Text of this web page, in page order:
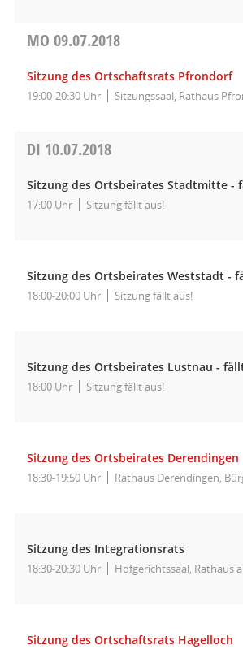
MO 09.07.2018
Sitzung des Ortschaftsrats Pfrondorf
19:00-20:30 Uhr Sitzungssaal, Rathaus
DI 10.07.2018
Sitzung des Ortsbeirates Stadtmitte -
17:00 Uhr Sitzung fällt aus!
Sitzung des Ortsbeirates Weststadt -
18:00-20:00 Uhr Sitzung fällt aus!
Sitzung des Ortsbeirates Lustnau -
18:00 Uhr Sitzung fällt aus!
Sitzung des Ortsbeirates Derendingen
18:30-19:50 Uhr Rathaus Derendingen,
Sitzung des Integrationsrats
18:30-20:30 Uhr Hofgerichtssaal, Rathaus
Sitzung des Ortschaftsrats Hagelloch